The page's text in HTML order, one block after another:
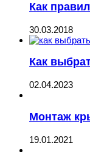
Как
30.03.2018
Как
02.04.2023
Монтаж
19.01.2021